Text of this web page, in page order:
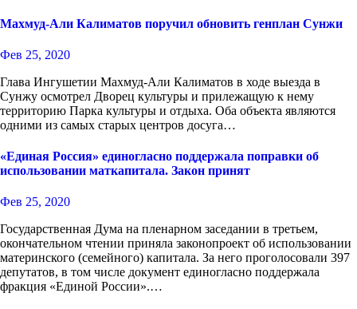
Махмуд-Али Калиматов поручил обновить генплан Сунжи
Фев 25, 2020
Глава Ингушетии Махмуд-Али Калиматов в ходе выезда в
Сунжу осмотрел Дворец культуры и прилежащую к нему
территорию Парка культуры и отдыха. Оба объекта являются
одними из самых старых центров досуга…
«Единая Россия» единогласно поддержала поправки об
использовании маткапитала. Закон принят
Фев 25, 2020
Государственная Дума на пленарном заседании в третьем,
окончательном чтении приняла законопроект об использовании
материнского (семейного) капитала. За него проголосовали 397
депутатов, в том числе документ единогласно поддержала
фракция «Единой России».…